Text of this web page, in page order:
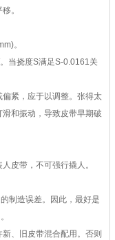
。
。
挠度S满足S-0.0161关
紧，应于以调整。张得太
和振动，导致皮带早期破
带，不可强行撬人。
造误差。因此，最好是
、旧皮带混合配用。否则